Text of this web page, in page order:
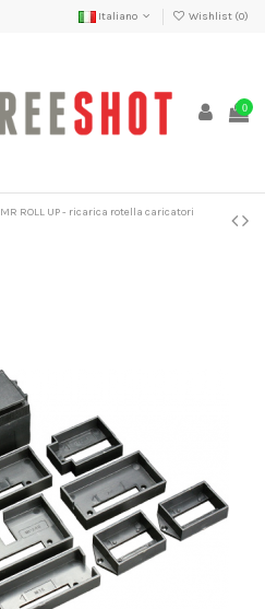
Italiano Wishlist (0)
0
MR ROLL UP - ricarica rotella caricatori